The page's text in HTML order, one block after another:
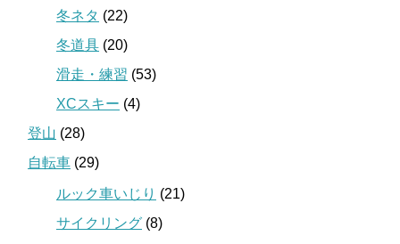
冬ネタ (22)
冬道具 (20)
滑走・練習 (53)
XCスキー (4)
登山 (28)
自転車 (29)
ルック車いじり (21)
サイクリング (8)